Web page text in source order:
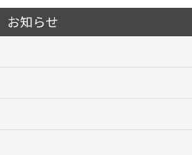
お知らせ